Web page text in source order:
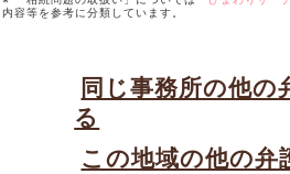
内容等を参考に分類しています。
同じ事務所の他の
る
この地域の他の弁